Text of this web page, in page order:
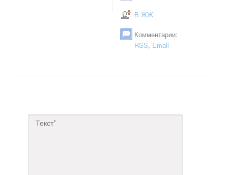
В ЖЖ
Комментарии:
RSS, Email